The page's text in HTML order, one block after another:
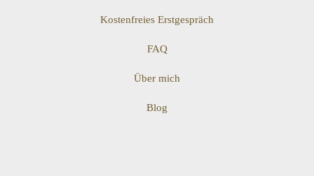
Kostenfreies Erstgespräch
FAQ
Über mich
Blog